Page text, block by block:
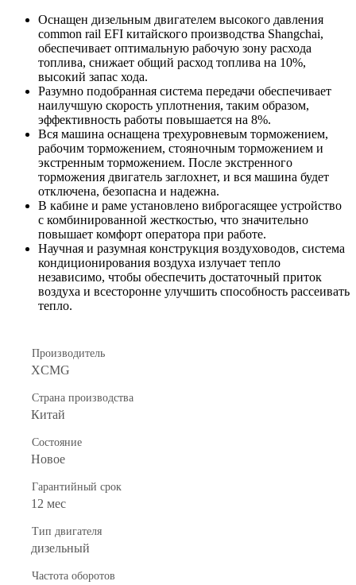
Оснащен дизельным двигателем высокого давления
common rail EFI китайского производства Shangchai,
обеспечивает оптимальную рабочую зону расхода
топлива, снижает общий расход топлива на 10%,
высокий запас хода.
Разумно подобранная система передачи обеспечивает
наилучшую скорость уплотнения, таким образом,
эффективность работы повышается на 8%.
Вся машина оснащена трехуровневым торможением,
рабочим торможением, стояночным торможением и
экстренным торможением. После экстренного
торможения двигатель заглохнет, и вся машина будет
отключена, безопасна и надежна.
В кабине и раме установлено виброгасящее устройство
с комбинированной жесткостью, что значительно
повышает комфорт оператора при работе.
Научная и разумная конструкция воздуховодов, система
кондиционирования воздуха излучает тепло
независимо, чтобы обеспечить достаточный приток
воздуха и всесторонне улучшить способность рассеивать
тепло.
Производитель
XCMG
Страна производства
Китай
Состояние
Новое
Гарантийный срок
12 мес
Тип двигателя
дизельный
Частота оборотов